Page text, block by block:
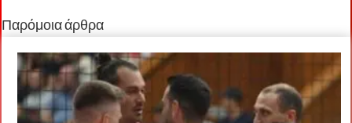
Παρόμοια άρθρα